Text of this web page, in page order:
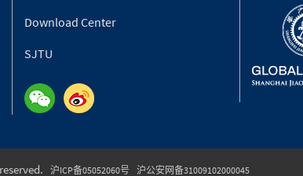
Download Center
SJTU
沪ICP备05052060号 沪公安网备31009102000045